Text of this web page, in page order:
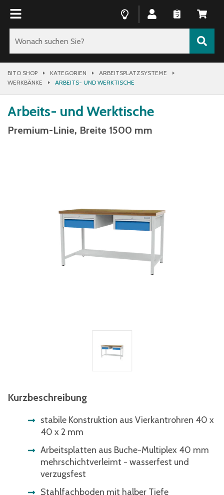
BITO SHOP KATEGORIEN
ARBEITSPLATZSYSTEME
WERKBÄNKE
ARBEITS- UND WERKTISCHE
Arbeits- und Werktische
Premium-Linie, Breite 1500 mm
Kurzbeschreibung
stabile Konstruktion aus Vierkantrohren 40 x
40 x 2 mm
Arbeitsplatten aus Buche-Multiplex 40 mm
mehrschichtverleimt - wasserfest und
verzugsfest
Stahlfachboden mit halber Tiefe